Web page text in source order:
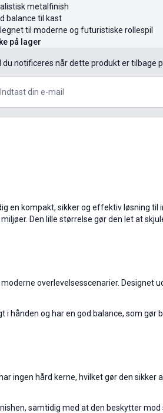
metalfinish
balance til kast
til moderne og futuristiske rollespil
på lager
du notificeres når dette produkt er tilbage
en kompakt, sikker og effektiv løsning til
Den lille størrelse gør den let at
overlevelsesscenarier. Designet
hånden og har en god balance, som gør
ingen hård kerne, hvilket gør den sikker
samtidig med at den beskytter mod